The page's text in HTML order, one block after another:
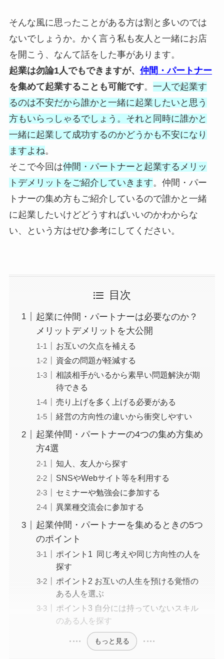
そんな風に思ったことがある方は割と多いのでは
ないでしょうか。かく言う私も友人と一緒にお店
を開こう、なんて話をした事があります。
起業は勿論1人でもできますが、 仲間・パートナー
を集めて起業することも可能です。 一人で起業す
るのは不安だから誰かと一緒に起業したいと思う
方もいらっしゃるでしょう。それと同時に誰かと
一緒に起業して成功するのかどうかも不安になり
ますよね。
そこで今回は仲間・パートナーと起業するメリッ
トデメリットをご紹介していきます。仲間・パー
トナーの集め方もご紹介しているので誰かと一緒
に起業したいけどどうすればいいのかわからな
い、という方はぜひ参考にしてください。
目次
起業に仲間・パートナーは必要なのか？
メリットデメリットを大公開
お互いの欠点を補える
資金の問題が軽減する
相談相手がいるから素早い問題解決が期
待できる
売り上げを多く上げる必要がある
経営の方向性の違いから衝突しやすい
起業仲間・パートナーの4つの集め方集め
方4選
知人、友人から探す
SNSやWebサイト等を利用する
セミナーや勉強会に参加する
異業種交流会に参加する
起業仲間・パートナーを集めるときの5つ
のポイント
ポイント1 同じ考えや同じ方向性の人を
探す
ポイント2 お互いの人生を預ける覚悟の
ある人を選ぶ
ポイント3 自分には持っていないスキル
のある人を探す
もっと見る